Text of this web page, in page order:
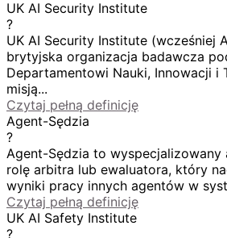
UK AI Security Institute
?
UK AI Security Institute (wcześniej
brytyjska organizacja badawcza
Departamentowi Nauki, Innowacji i
misją...
Czytaj pełną definicję
Agent-Sędzia
?
Agent-Sędzia to wyspecjalizowany
rolę arbitra lub ewaluatora, który
wyniki pracy innych agentów w
Czytaj pełną definicję
UK AI Safety Institute
?